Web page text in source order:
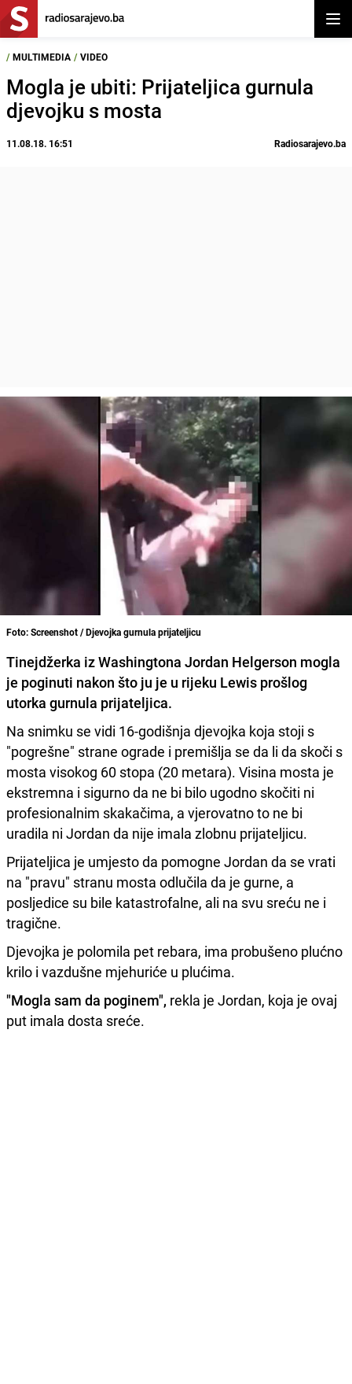
/ MULTIMEDIA / VIDEO
Mogla je ubiti: Prijateljica gurnula
djevojku s mosta
11.08.18. 16:51 Radiosarajevo.ba
Foto: Screenshot / Djevojka gurnula prijateljicu
Tinejdžerka iz Washingtona Jordan Helgerson mogla
je poginuti nakon što ju je u rijeku Lewis prošlog
utorka gurnula prijateljica.
Na snimku se vidi 16-godišnja djevojka koja stoji s
"pogrešne" strane ograde i premišlja se da li da skoči s
mosta visokog 60 stopa (20 metara). Visina mosta je
ekstremna i sigurno da ne bi bilo ugodno skočiti ni
profesionalnim skakačima, a vjerovatno to ne bi
uradila ni Jordan da nije imala zlobnu prijateljicu.
Prijateljica je umjesto da pomogne Jordan da se vrati
na "pravu" stranu mosta odlučila da je gurne, a
posljedice su bile katastrofalne, ali na svu sreću ne i
tragične.
Djevojka je polomila pet rebara, ima probušeno plućno
krilo i vazdušne mjehuriće u plućima.
"Mogla sam da poginem", rekla je Jordan, koja je ovaj
put imala dosta sreće.